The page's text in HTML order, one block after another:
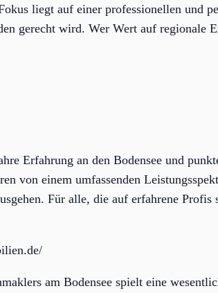
liegt auf einer professionellen und
gerecht wird. Wer Wert auf regionale
Erfahrung an den Bodensee und
von einem umfassenden
Für alle, die auf erfahrene
am Bodensee spielt eine